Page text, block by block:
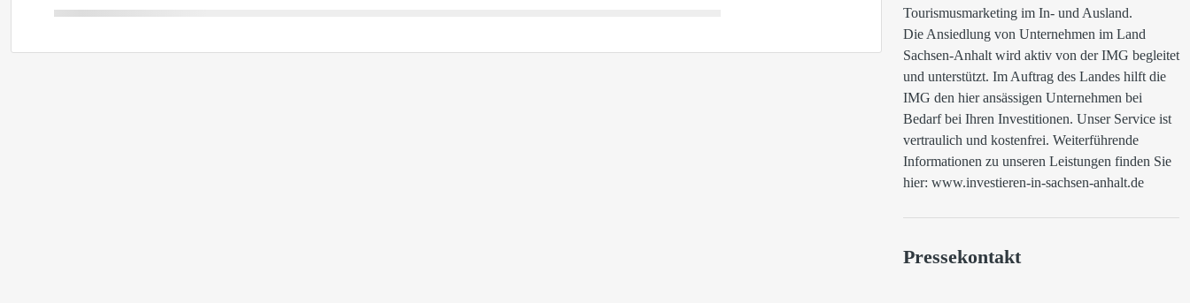
Tourismusmarketing im In- und Ausland.
Die Ansiedlung von Unternehmen im Land
Sachsen-Anhalt wird aktiv von der IMG begleitet
und unterstützt. Im Auftrag des Landes hilft die
IMG den hier ansässigen Unternehmen bei
Bedarf bei Ihren Investitionen. Unser Service ist
vertraulich und kostenfrei. Weiterführende
Informationen zu unseren Leistungen finden Sie
hier: www.investieren-in-sachsen-anhalt.de
Pressekontakt